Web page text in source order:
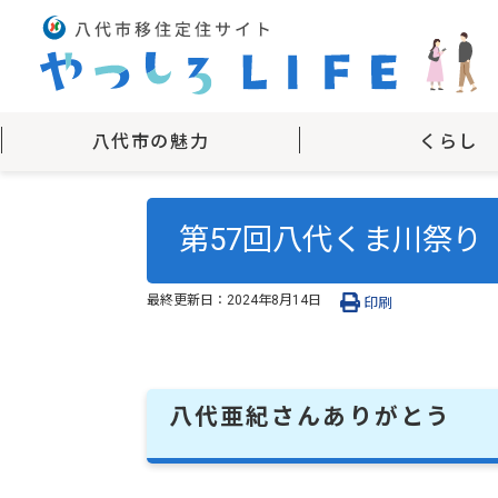
八代市の魅力 くらし
第57回八代くま川祭り
最終更新日： 2024年8月14日 印刷
八代亜紀さんありがとう